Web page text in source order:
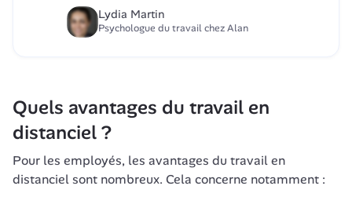
Lydia Martin
Psychologue du travail chez Alan
Quels avantages du travail en
distanciel ?
Pour les employés, les avantages du travail en
distanciel sont nombreux. Cela concerne notamment :